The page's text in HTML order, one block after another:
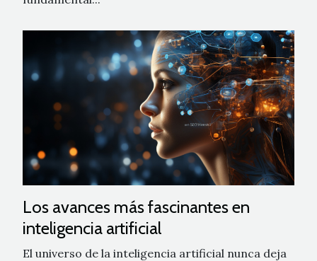
Los avances más fascinantes en
inteligencia artificial
El universo de la inteligencia artificial nunca deja